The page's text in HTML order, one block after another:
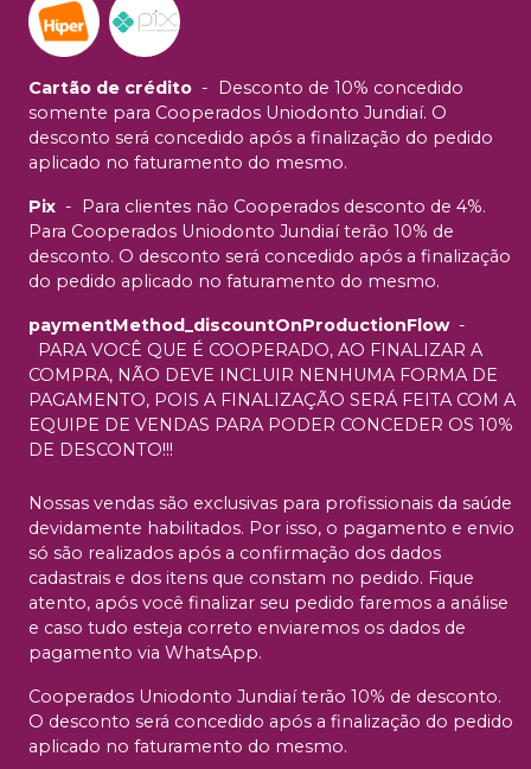
Cartão de crédito - Desconto de 10% concedido
somente para Cooperados Uniodonto Jundiaí. O
desconto será concedido após a finalização do pedido
aplicado no faturamento do mesmo.
Pix - Para clientes não Cooperados desconto de 4%.
Para Cooperados Uniodonto Jundiaí terão 10% de
desconto. O desconto será concedido após a finalização
do pedido aplicado no faturamento do mesmo.
paymentMethod_discountOnProductionFlow -
PARA VOCÊ QUE É COOPERADO, AO FINALIZAR A
COMPRA, NÃO DEVE INCLUIR NENHUMA FORMA DE
PAGAMENTO, POIS A FINALIZAÇÃO SERÁ FEITA COM A
EQUIPE DE VENDAS PARA PODER CONCEDER OS 10%
DE DESCONTO!!!
Nossas vendas são exclusivas para profissionais da saúde
devidamente habilitados. Por isso, o pagamento e envio
só são realizados após a confirmação dos dados
cadastrais e dos itens que constam no pedido. Fique
atento, após você finalizar seu pedido faremos a análise
e caso tudo esteja correto enviaremos os dados de
pagamento via WhatsApp.
Cooperados Uniodonto Jundiaí terão 10% de desconto.
O desconto será concedido após a finalização do pedido
aplicado no faturamento do mesmo.